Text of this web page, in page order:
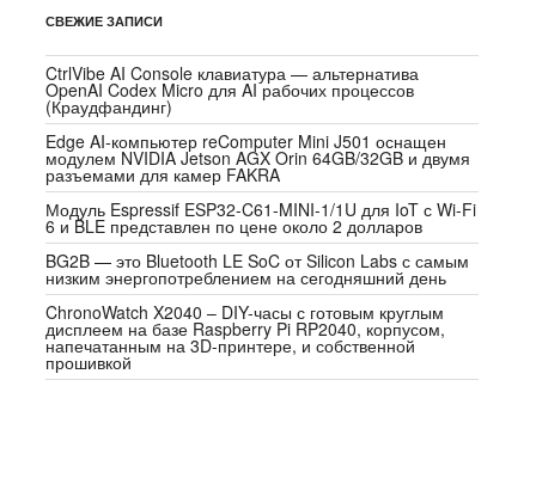
СВЕЖИЕ ЗАПИСИ
CtrlVibe AI Console клавиатура — альтернатива
OpenAI Codex Micro для AI рабочих процессов
(Краудфандинг)
Edge AI-компьютер reComputer Mini J501 оснащен
модулем NVIDIA Jetson AGX Orin 64GB/32GB и двумя
разъемами для камер FAKRA
Модуль Espressif ESP32-C61-MINI-1/1U для IoT с Wi-Fi
6 и BLE представлен по цене около 2 долларов
BG2B — это Bluetooth LE SoC от Silicon Labs с самым
низким энергопотреблением на сегодняшний день
ChronoWatch X2040 – DIY-часы с готовым круглым
дисплеем на базе Raspberry Pi RP2040, корпусом,
напечатанным на 3D-принтере, и собственной
прошивкой